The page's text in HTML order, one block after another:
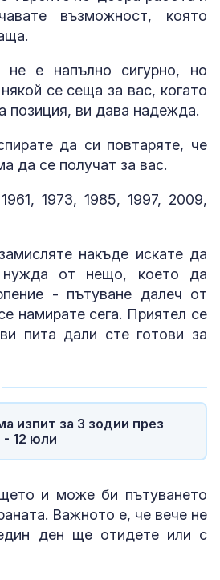
възможност, която
е напълно сигурно, но
се сеща за вас, когато
позиция, ви дава надежда.
да си повтаряте, че
да се получат за вас.
1973, 1985, 1997, 2009,
накъде искате да
нужда от нещо, което да
- пътуване далеч от
намирате сега. Приятел се
пита дали сте готови за
изпит за 3 зодии през
12 юли
и може би пътуването
Важното е, че вече не
ден ще отидете или с